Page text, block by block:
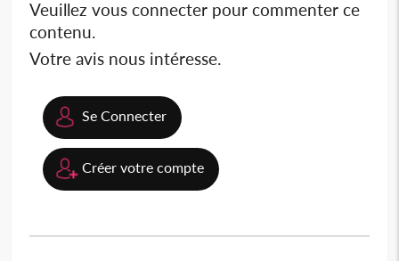
Veuillez vous connecter pour commenter ce
contenu.
Votre avis nous intéresse.
Se Connecter
Créer votre compte